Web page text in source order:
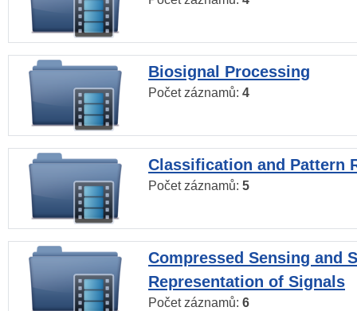
Biosignal Processing
Počet záznamů: 4
Classification and Pattern
Počet záznamů: 5
Compressed Sensing and
Representation of Signals
Počet záznamů: 6